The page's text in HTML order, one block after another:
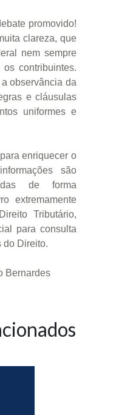
promovido!
clareza, que
nem sempre
contribuintes.
observância da
e cláusulas
uniformes e
enriquecer o
são
de forma
extremamente
Tributário,
para consulta
do Direito.
Bernardes